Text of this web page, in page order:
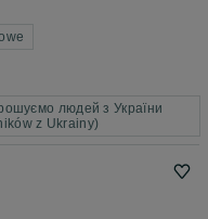
людей з України
z Ukrainy)